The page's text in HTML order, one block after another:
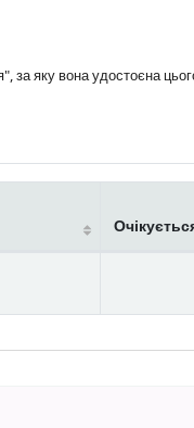
яку вона удостоєна